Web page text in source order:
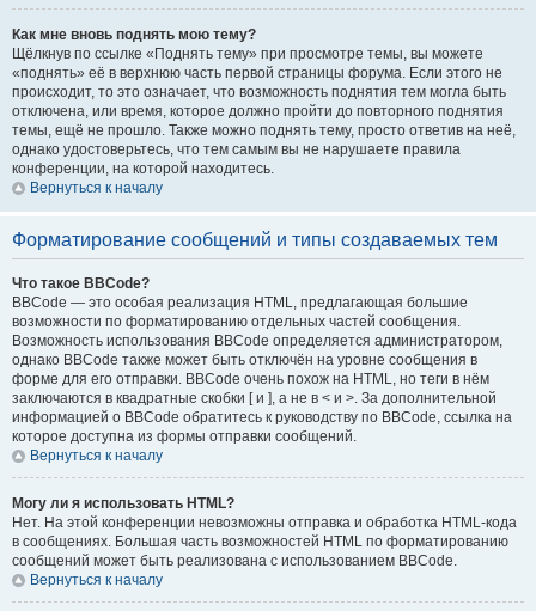
Как мне вновь поднять мою тему?
Щёлкнув по ссылке «Поднять тему» при просмотре темы, вы можете
«поднять» её в верхнюю часть первой страницы форума. Если этого не
происходит, то это означает, что возможность поднятия тем могла быть
отключена, или время, которое должно пройти до повторного поднятия
темы, ещё не прошло. Также можно поднять тему, просто ответив на неё,
однако удостоверьтесь, что тем самым вы не нарушаете правила
конференции, на которой находитесь.
Вернуться к началу
Форматирование сообщений и типы создаваемых тем
Что такое BBCode?
BBCode — это особая реализация HTML, предлагающая большие
возможности по форматированию отдельных частей сообщения.
Возможность использования BBCode определяется администратором,
однако BBCode также может быть отключён на уровне сообщения в
форме для его отправки. BBCode очень похож на HTML, но теги в нём
заключаются в квадратные скобки [ и ], а не в < и >. За дополнительной
информацией о BBCode обратитесь к руководству по BBCode, ссылка на
которое доступна из формы отправки сообщений.
Вернуться к началу
Могу ли я использовать HTML?
Нет. На этой конференции невозможны отправка и обработка HTML-кода
в сообщениях. Большая часть возможностей HTML по форматированию
сообщений может быть реализована с использованием BBCode.
Вернуться к началу